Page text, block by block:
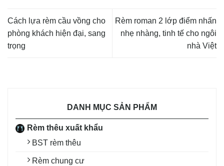
DANH MỤC SẢN PHẨM
Rèm thêu xuất khẩu
BST rèm thêu
Rèm chung cư
Cách lựa rèm cầu vồng cho
phòng khách hiện đại, sang
trọng
Rèm roman 2 lớp điểm nhấn
nhẹ nhàng, tinh tế cho ngôi
nhà Việt